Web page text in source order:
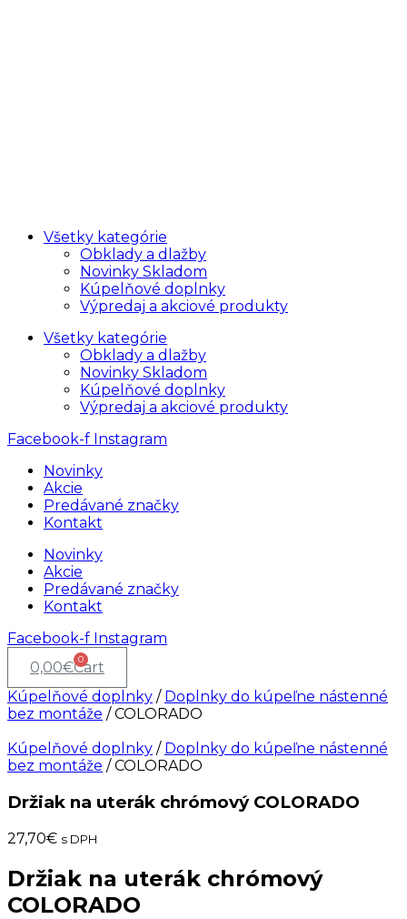
Všetky kategórie
Obklady a dlažby
Novinky Skladom
Kúpelňové doplnky
Výpredaj a akciové produkty
Všetky kategórie
Obklady a dlažby
Novinky Skladom
Kúpelňové doplnky
Výpredaj a akciové produkty
Facebook-f Instagram
Novinky
Akcie
Predávané značky
Kontakt
Novinky
Akcie
Predávané značky
Kontakt
Facebook-f Instagram
0,00€ 0
Cart
Kúpelňové doplnky / Doplnky do kúpeľne nástenné
bez montáže / COLORADO
Kúpelňové doplnky / Doplnky do kúpeľne nástenné
bez montáže / COLORADO
Držiak na uterák chrómový COLORADO
27,70€ s DPH
Držiak na uterák chrómový
COLORADO